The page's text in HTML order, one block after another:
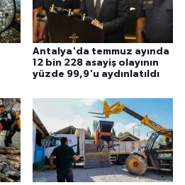
Antalya'da temmuz ayında
12 bin 228 asayiş olayının
yüzde 99,9'u aydınlatıldı